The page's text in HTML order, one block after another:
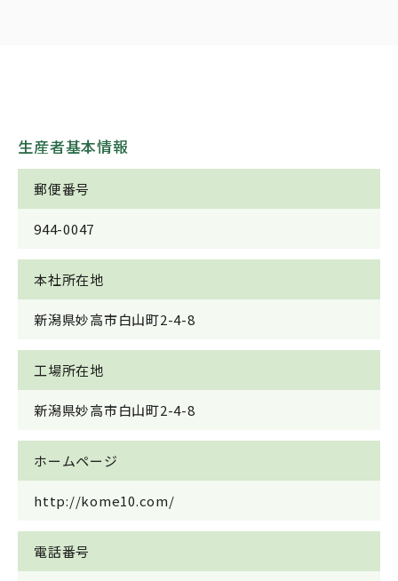
生産者基本情報
郵便番号
944-0047
本社所在地
新潟県妙高市白山町2-4-8
工場所在地
新潟県妙高市白山町2-4-8
ホームページ
http://kome10.com/
電話番号